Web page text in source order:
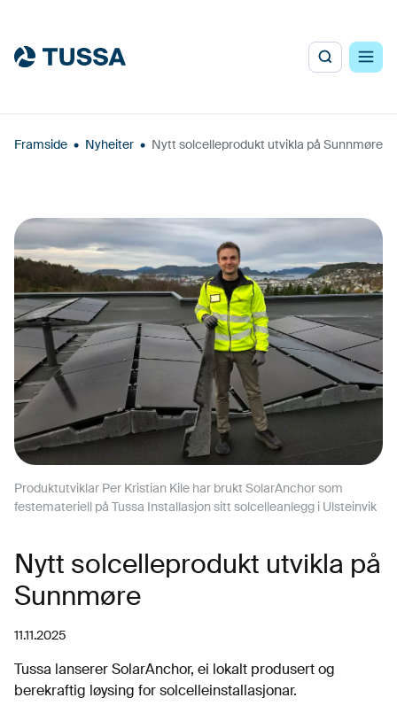
Framside • Nyheiter • Nytt solcelleprodukt utvikla på Sunnmøre
Produktutviklar Per Kristian Kile har brukt SolarAnchor som
festemateriell på Tussa Installasjon sitt solcelleanlegg i Ulsteinvik
Nytt solcelleprodukt utvikla på
Sunnmøre
11.11.2025
Tussa lanserer SolarAnchor, ei lokalt produsert og
berekraftig løysing for solcelleinstallasjonar.